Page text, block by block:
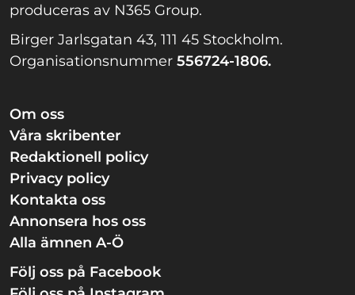
produceras av N365 Group.
Birger Jarlsgatan 43, 111 45 Stockholm.
Organisationsnummer 556724-1806.
Om oss
Våra skribenter
Redaktionell policy
Privacy policy
Kontakta oss
Annonsera hos oss
Alla ämnen A-Ö
Följ oss på Facebook